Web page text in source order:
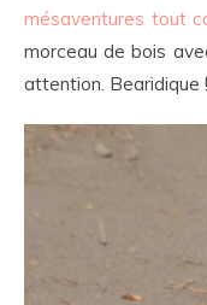
mésaventures tout
morceau de bois
attention. Bearidique !